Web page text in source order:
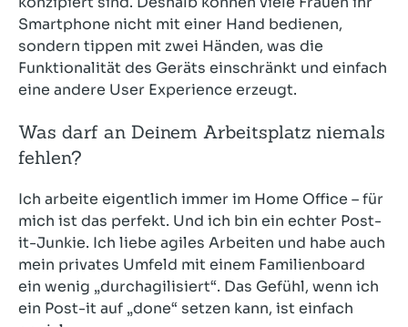
Smartphone nicht mit einer Hand bedienen,
sondern tippen mit zwei Händen, was die
Funktionalität des Geräts einschränkt und einfach
eine andere User Experience erzeugt.
Was darf an Deinem Arbeitsplatz niemals
fehlen?
Ich arbeite eigentlich immer im Home Office – für
mich ist das perfekt. Und ich bin ein echter Post-
it-Junkie. Ich liebe agiles Arbeiten und habe auch
mein privates Umfeld mit einem Familienboard
ein wenig „durchagilisiert“. Das Gefühl, wenn ich
ein Post-it auf „done“ setzen kann, ist einfach